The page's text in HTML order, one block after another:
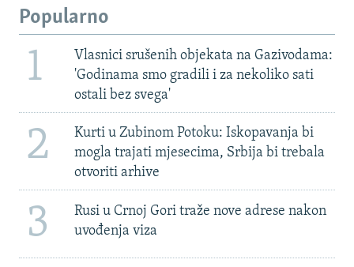
Popularno
1
Vlasnici srušenih objekata na Gazivodama:
'Godinama smo gradili i za nekoliko sati
ostali bez svega'
2
Kurti u Zubinom Potoku: Iskopavanja bi
mogla trajati mjesecima, Srbija bi trebala
otvoriti arhive
3
Rusi u Crnoj Gori traže nove adrese nakon
uvođenja viza